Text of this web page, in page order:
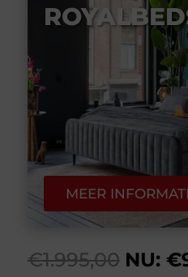
MEER
€1.995,00 NU: